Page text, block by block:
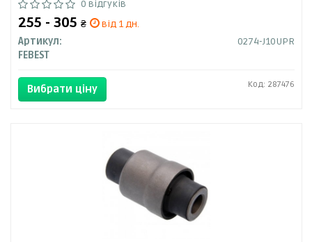
0 відгуків
255 - 305 ₴
від 1 дн.
Артикул:
0274-J10UPR
FEBEST
Вибрати ціну Код: 287476